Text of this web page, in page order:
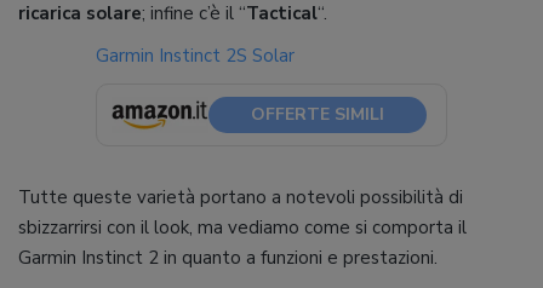
ricarica solare; infine c’è il “Tactical“.
Garmin Instinct 2S Solar
OFFERTE SIMILI
Tutte queste varietà portano a notevoli possibilità di
sbizzarrirsi con il look, ma vediamo come si comporta il
Garmin Instinct 2 in quanto a funzioni e prestazioni.